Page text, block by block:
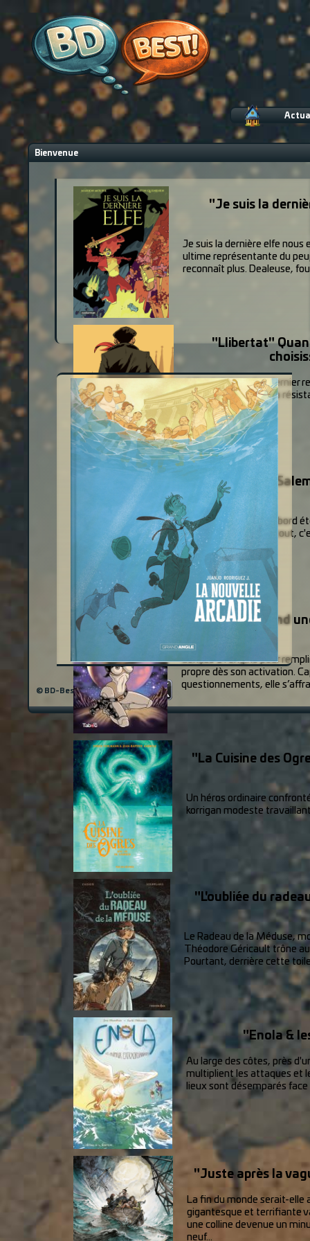
Bienvenue
"Je suis la
Je suis la dernière elfe nous
ultime représentante du
reconnaît plus. Dealeuse,
"Llibertat"
Llibertat, jusqu'au dernier
emblématiques de la
"Jérusalem, 1 -
- Laissez-le, il faut d'abord
combats cessent partout,
"Coppelia" Quand
Conçue à l’origine pour
propre dès son activation.
questionnements, elle
"La Cuisine des
Un héros ordinaire
korrigan modeste
"L'oubliée du
Le Radeau de la Méduse,
Théodore Géricault trône
Pourtant, derrière cette
"Enola &
Au large des côtes, près
multiplient les attaques et
lieux sont désemparés
"Juste après la
La fin du monde serait-elle
gigantesque et terrifiante
une colline devenue un
neuf...
© BD-Best v3.6 / 2026